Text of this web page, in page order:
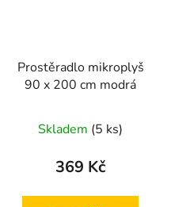
Prostěradlo mikroplyš
90 x 200 cm modrá
Skladem (5 ks)
369 Kč